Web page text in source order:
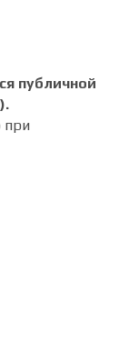
публичной
при